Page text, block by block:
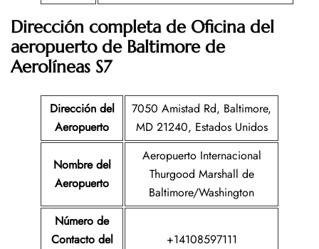
Dirección completa de Oficina del
aeropuerto de Baltimore de
Aerolíneas S7
Dirección del
Aeropuerto
7050 Amistad Rd, Baltimore,
MD 21240, Estados Unidos
Nombre del
Aeropuerto
Aeropuerto Internacional
Thurgood Marshall de
Baltimore/Washington
Número de
Contacto del
+14108597111